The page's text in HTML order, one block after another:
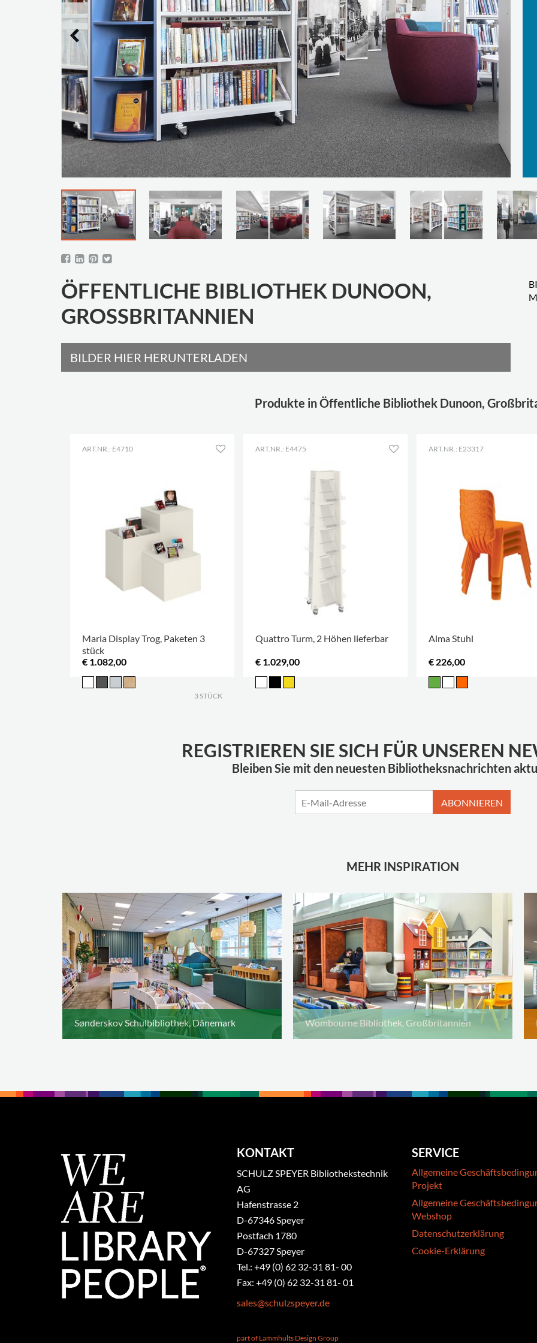
ÖFFENTLICHE BIBLIOTHEK DUNOON,
GROSSBRITANNIEN
BILDER HIER HERUNTERLADEN
Produkte in Öffentliche Bibliothek Dunoon,
ART.NR.: E4710
Maria Display Trog, Paketen 3
stück
€ 1.082,00
3 STÜCK
ART.NR.: E4475
Quattro Turm, 2 Höhen lieferbar
€ 1.029,00
ART.NR.: E23317
Alma Stuhl
€ 226,00
REGISTRIEREN SIE SICH FÜR UNSEREN
Bleiben Sie mit den neuesten Bibliotheksnachrichten
ABONNIEREN
MEHR INSPIRATION
Sønderskov Schulbibliothek, Dänemark Wombourne Bibliothek, Großbritannien
KONTAKT
SCHULZ SPEYER Bibliothekstechnik
AG
Hafenstrasse 2
​D-67346 Speyer
Postfach 1780
D-67327 Speyer
Tel.: +49 (0) 62 32-31 81- 00
Fax: +49 (0) 62 32-31 81- 01
sales@schulzspeyer.de
part of Lammhults Design Group
SERVICE
Allgemeine
Projekt
Allgemeine
Webshop
Datenschutzerklärung
Cookie-Erklärung